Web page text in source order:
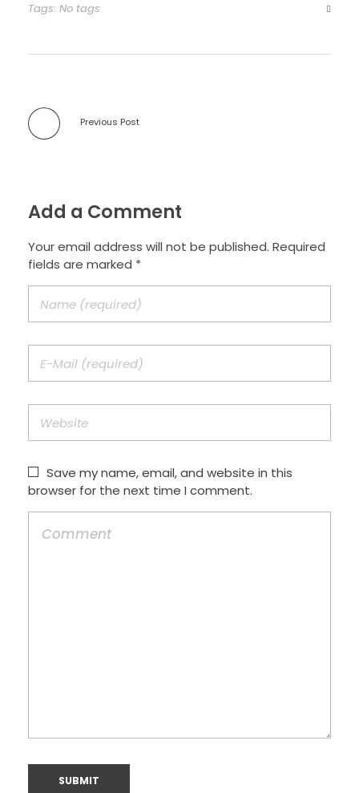
Tags: No tags
Previous Post
Add a Comment
Your email address will not be published. Required
fields are marked *
Save my name, email, and website in this
browser for the next time I comment.